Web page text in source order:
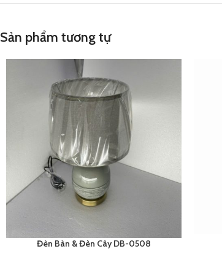
Sản phẩm tương tự
Đèn Bàn & Đèn Cây DB-0508